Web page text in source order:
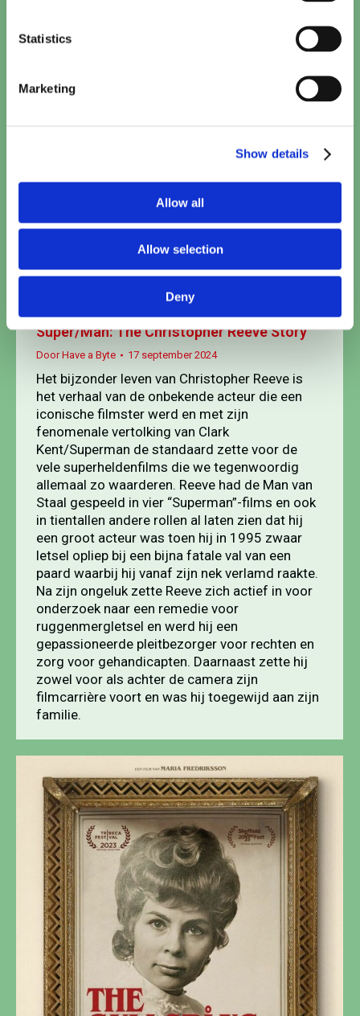
Statistics
Marketing
Show details
Allow all
Allow selection
Deny
Super/Man: The Christopher Reeve Story
DoorHave a Byte 17 september 2024
Het bijzonder leven van Christopher Reeve is
het verhaal van de onbekende acteur die een
iconische filmster werd en met zijn
fenomenale vertolking van Clark
Kent/Superman de standaard zette voor de
vele superheldenfilms die we tegenwoordig
allemaal zo waarderen. Reeve had de Man van
Staal gespeeld in vier “Superman”-films en ook
in tientallen andere rollen al laten zien dat hij
een groot acteur was toen hij in 1995 zwaar
letsel opliep bij een bijna fatale val van een
paard waarbij hij vanaf zijn nek verlamd raakte.
Na zijn ongeluk zette Reeve zich actief in voor
onderzoek naar een remedie voor
ruggenmergletsel en werd hij een
gepassioneerde pleitbezorger voor rechten en
zorg voor gehandicapten. Daarnaast zette hij
zowel voor als achter de camera zijn
filmcarrière voort en was hij toegewijd aan zijn
familie.